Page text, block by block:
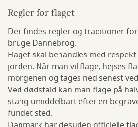
Regler for flaget
Der findes regler og traditioner
bruge Dannebrog.
Flaget skal behandles med
jorden. Når man vil flage, hejses
morgenen og tages ned senest
Ved dødsfald kan man flage på
stang umiddelbart efter en
fundet sted.